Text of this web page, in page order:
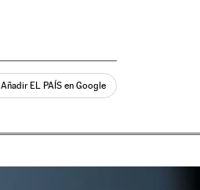
Añadir EL PAÍS en Google